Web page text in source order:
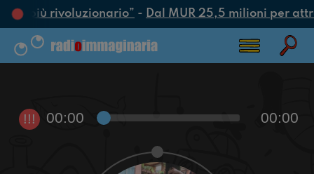
più rivoluzionario”- Dal MUR 25,5 milioni per
!!! 00:00 00:00